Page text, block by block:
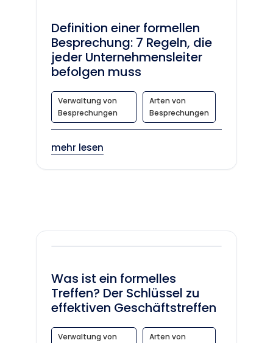
Definition einer formellen
Besprechung: 7 Regeln, die
jeder Unternehmensleiter
befolgen muss
Verwaltung von
Besprechungen
Arten von
Besprechungen
mehr lesen
Was ist ein formelles
Treffen? Der Schlüssel zu
effektiven Geschäftstreffen
Verwaltung von
Arten von